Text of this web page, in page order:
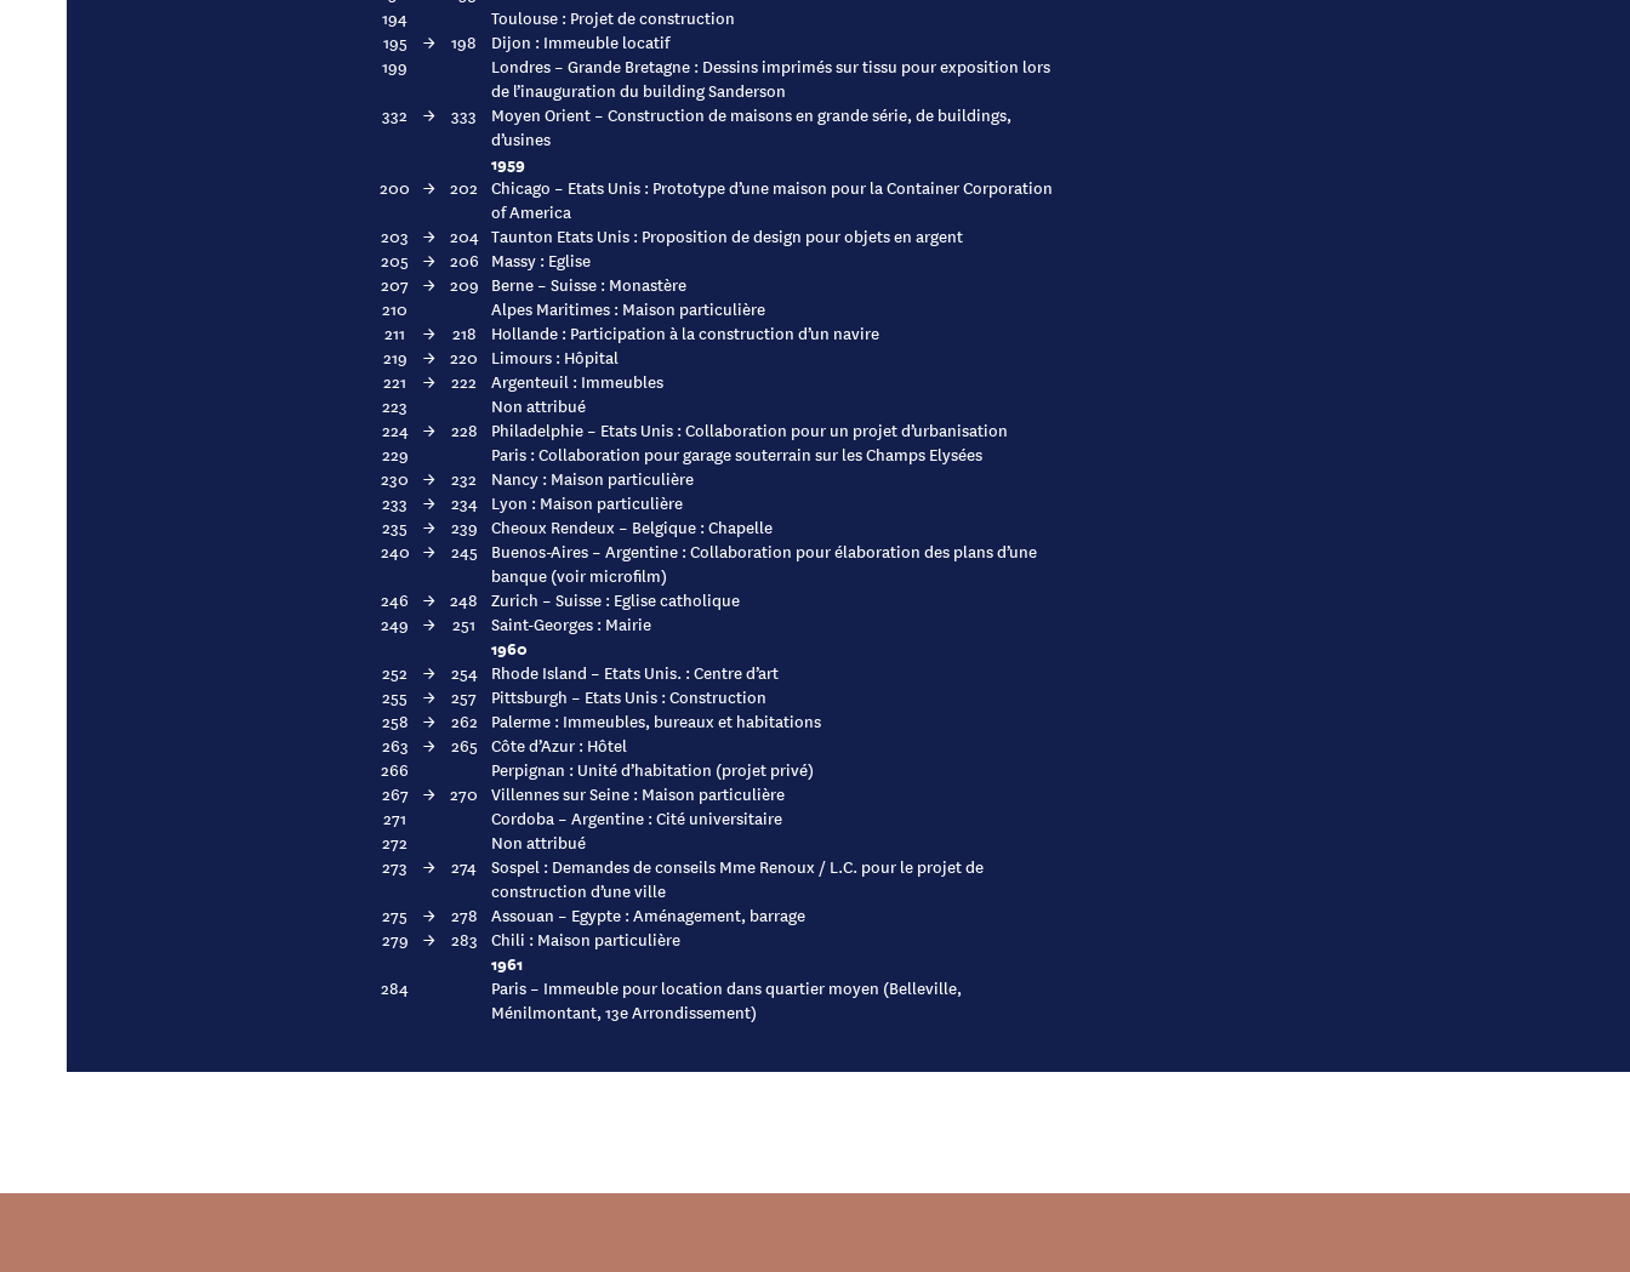
194
Toulouse : Projet de construction
195
→ 198
Dijon : Immeuble locatif
199
Londres – Grande Bretagne : Dessins imprimés sur tissu pour exposition lors
de l’inauguration du building Sanderson
332
→ 333
Moyen Orient – Construction de maisons en grande série, de buildings,
d’usines
1959
200 → 202 Chicago – Etats Unis : Prototype d’une maison pour la Container Corporation
of America
203
→ 204 Taunton Etats Unis : Proposition de design pour objets en argent
205
→ 206 Massy : Eglise
207 → 209 Berne – Suisse : Monastère
210
Alpes Maritimes : Maison particulière
211
→ 218
Hollande : Participation à la construction d’un navire
219
→ 220
Limours : Hôpital
221
→ 222 Argenteuil : Immeubles
223
Non attribué
224
→ 228
Philadelphie – Etats Unis : Collaboration pour un projet d’urbanisation
229
Paris : Collaboration pour garage souterrain sur les Champs Elysées
230
→ 232
Nancy : Maison particulière
233
→ 234
Lyon : Maison particulière
235
→ 239 Cheoux Rendeux – Belgique : Chapelle
240 → 245
Buenos-Aires – Argentine : Collaboration pour élaboration des plans d’une
banque (voir microfilm)
246
→ 248 Zurich – Suisse : Eglise catholique
249
→ 251 Saint-Georges : Mairie
1960
252 → 254
Rhode Island – Etats Unis. : Centre d’art
255
→ 257
Pittsburgh – Etats Unis : Construction
258
→ 262
Palerme : Immeubles, bureaux et habitations
263
→ 265 Côte d’Azur : Hôtel
266
Perpignan : Unité d’habitation (projet privé)
267
→ 270 Villennes sur Seine : Maison particulière
271
Cordoba – Argentine : Cité universitaire
272
Non attribué
273
→ 274 Sospel : Demandes de conseils Mme Renoux / L.C. pour le projet de
construction d’une ville
275
→ 278 Assouan – Egypte : Aménagement, barrage
279
→ 283 Chili : Maison particulière
1961
284
Paris – Immeuble pour location dans quartier moyen (Belleville,
Ménilmontant, 13e Arrondissement)